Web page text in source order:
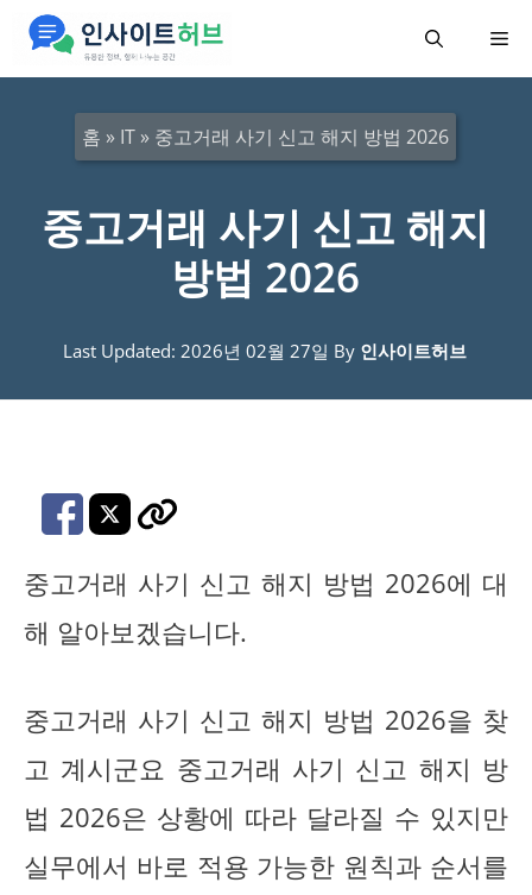
메
홈 » IT» 중고거래 사기 신고 해지 방법 2026
중고거래 사기 신고 해지
방법 2026
Last Updated: 2026년 02월 27일 By 인사이트허브
중고거래 사기 신고 해지 방법 2026에 대
해 알아보겠습니다.
중고거래 사기 신고 해지 방법 2026을 찾
고 계시군요 중고거래 사기 신고 해지 방
법 2026은 상황에 따라 달라질 수 있지만
실무에서 바로 적용 가능한 원칙과 순서를